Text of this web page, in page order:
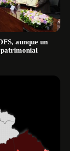
aunque un
patrimonial